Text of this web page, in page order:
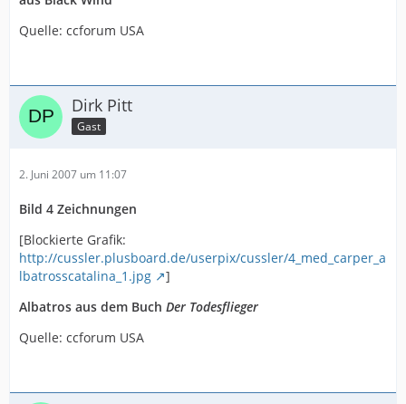
Quelle: ccforum USA
Dirk Pitt
Gast
2. Juni 2007 um 11:07
Bild 4 Zeichnungen
[Blockierte Grafik:
http://cussler.plusboard.de/userpix/cussler/4_med_carper_a
lbatrosscatalina_1.jpg
]
Albatros aus dem Buch Der Todesflieger
Quelle: ccforum USA